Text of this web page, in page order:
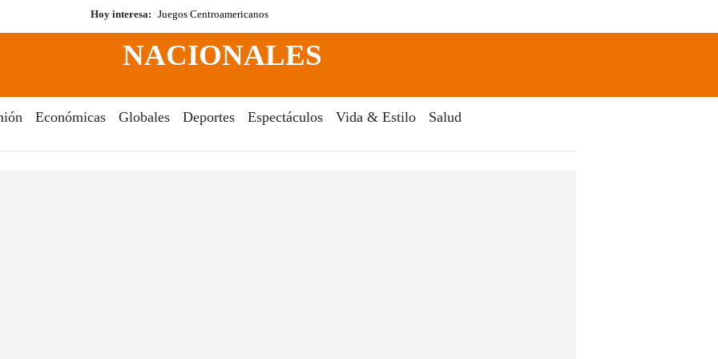
Hoy interesa: Juegos Centroamericanos
Search
NACIONALES
Económicas Globales Deportes Espectáculos Vida & Estilo Salud